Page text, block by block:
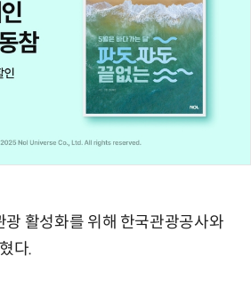
광 활성화를 위해 한국관광공사와
다.